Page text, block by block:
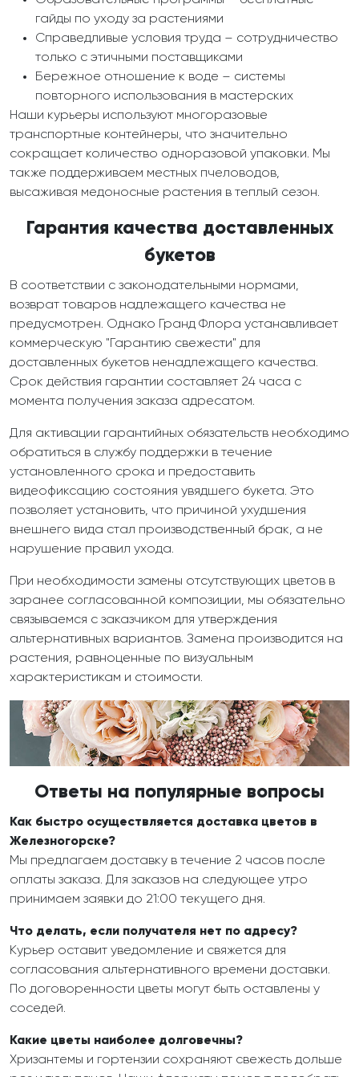
гайды по уходу за растениями
Справедливые условия труда – сотрудничество
только с этичными поставщиками
Бережное отношение к воде – системы
повторного использования в мастерских
Наши курьеры используют многоразовые
транспортные контейнеры, что значительно
сокращает количество одноразовой упаковки. Мы
также поддерживаем местных пчеловодов,
высаживая медоносные растения в теплый сезон.
Гарантия качества доставленных
букетов
В соответствии с законодательными нормами,
возврат товаров надлежащего качества не
предусмотрен. Однако Гранд Флора устанавливает
коммерческую "Гарантию свежести" для
доставленных букетов ненадлежащего качества.
Срок действия гарантии составляет 24 часа с
момента получения заказа адресатом.
Для активации гарантийных обязательств необходимо
обратиться в службу поддержки в течение
установленного срока и предоставить
видеофиксацию состояния увядшего букета. Это
позволяет установить, что причиной ухудшения
внешнего вида стал производственный брак, а не
нарушение правил ухода.
При необходимости замены отсутствующих цветов в
заранее согласованной композиции, мы обязательно
связываемся с заказчиком для утверждения
альтернативных вариантов. Замена производится на
растения, равноценные по визуальным
характеристикам и стоимости.
Ответы на популярные вопросы
Как быстро осуществляется доставка цветов в
Железногорске?
Мы предлагаем доставку в течение 2 часов после
оплаты заказа. Для заказов на следующее утро
принимаем заявки до 21:00 текущего дня.
Что делать, если получателя нет по адресу?
Курьер оставит уведомление и свяжется для
согласования альтернативного времени доставки.
По договоренности цветы могут быть оставлены у
соседей.
Какие цветы наиболее долговечны?
Хризантемы и гортензии сохраняют свежесть дольше